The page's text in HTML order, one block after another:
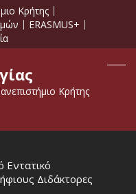
Κρήτης
ERASMUS+
Κρήτης
Εντατικό
Διδάκτορες